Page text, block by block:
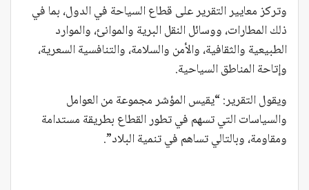
وتركز معايير التقرير على قطاع السياحة في الدول، بما في
ذلك المطارات، ووسائل النقل البرية والموانئ، والموارد
الطبيعية والثقافية، والأمن والسلامة، والتنافسية السعرية،
وإتاحة المناطق السياحية.
ويقول التقرير: “يقيس المؤشر مجموعة من العوامل
والسياسات التي تسهم في تطور القطاع بطريقة مستدامة
ومقاومة، وبالتالي تساهم في تنمية البلاد”.